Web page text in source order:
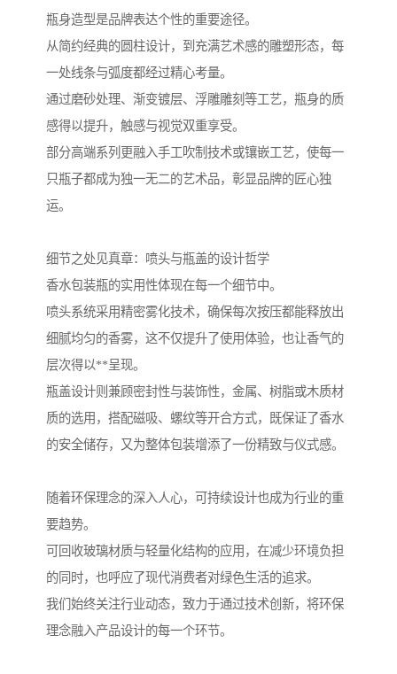
瓶身造型是品牌表达个性的重要途径。
从简约经典的圆柱设计，到充满艺术感的雕塑形态，每
一处线条与弧度都经过精心考量。
通过磨砂处理、渐变镀层、浮雕雕刻等工艺，瓶身的质
感得以提升，触感与视觉双重享受。
部分高端系列更融入手工吹制技术或镶嵌工艺，使每一
只瓶子都成为独一无二的艺术品，彰显品牌的匠心独
运。
细节之处见真章：喷头与瓶盖的设计哲学
香水包装瓶的实用性体现在每一个细节中。
喷头系统采用精密雾化技术，确保每次按压都能释放出
细腻均匀的香雾，这不仅提升了使用体验，也让香气的
层次得以**呈现。
瓶盖设计则兼顾密封性与装饰性，金属、树脂或木质材
质的选用，搭配磁吸、螺纹等开合方式，既保证了香水
的安全储存，又为整体包装增添了一份精致与仪式感。
随着环保理念的深入人心，可持续设计也成为行业的重
要趋势。
可回收玻璃材质与轻量化结构的应用，在减少环境负担
的同时，也呼应了现代消费者对绿色生活的追求。
我们始终关注行业动态，致力于通过技术创新，将环保
理念融入产品设计的每一个环节。